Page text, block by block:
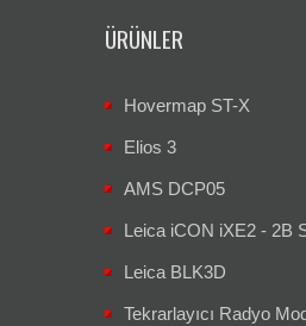
ÜRÜNLER
Hovermap ST-X
Elios 3
AMS DCP05
Leica iCON iXE2 - 2B
Leica BLK3D
Tekrarlayıcı Radyo